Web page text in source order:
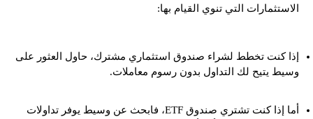
الاستثمارات التي تنوي القيام بها:
إذا كنت تخطط لشراء صندوق استثماري مشترك، حاول العثور على
وسيط يتيح لك التداول بدون رسوم معاملات.
أما إذا كنت تشتري صندوق ETF، فابحث عن وسيط يوفر تداولات